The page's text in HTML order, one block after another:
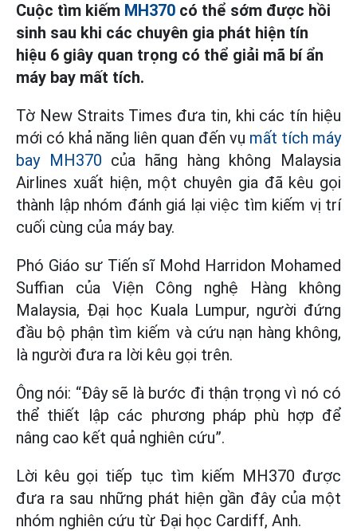
Cuộc tìm kiếm MH370 có thể sớm được hồi
sinh sau khi các chuyên gia phát hiện tín
hiệu 6 giây quan trọng có thể giải mã bí ẩn
máy bay mất tích.
Tờ New Straits Times đưa tin, khi các tín hiệu
mới có khả năng liên quan đến vụ mất tích máy
bay MH370 của hãng hàng không Malaysia
Airlines xuất hiện, một chuyên gia đã kêu gọi
thành lập nhóm đánh giá lại việc tìm kiếm vị trí
cuối cùng của máy bay.
Phó Giáo sư Tiến sĩ Mohd Harridon Mohamed
Suffian của Viện Công nghệ Hàng không
Malaysia, Đại học Kuala Lumpur, người đứng
đầu bộ phận tìm kiếm và cứu nạn hàng không,
là người đưa ra lời kêu gọi trên.
Ông nói: “Đây sẽ là bước đi thận trọng vì nó có
thể thiết lập các phương pháp phù hợp để
nâng cao kết quả nghiên cứu”.
Lời kêu gọi tiếp tục tìm kiếm MH370 được
đưa ra sau những phát hiện gần đây của một
nhóm nghiên cứu từ Đại học Cardiff, Anh.